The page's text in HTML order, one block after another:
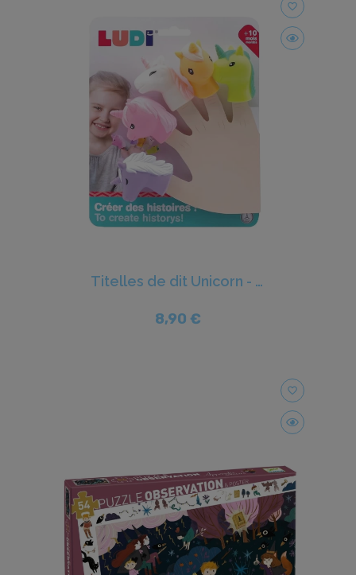
favorite_border
Titelles de dit Unicorn - Ludi
8,90 €
favorite_border